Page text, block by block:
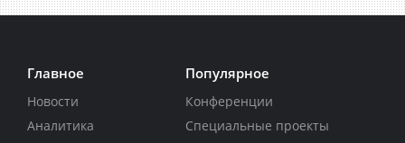
Главное
Новости
Аналитика
Популярное
Конференции
Специальные проекты